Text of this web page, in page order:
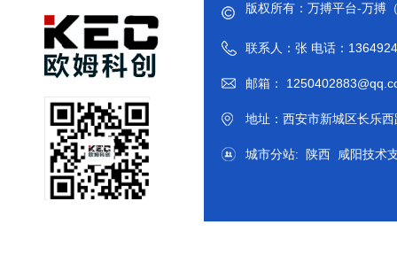
版权所有：万搏平台-万搏
联系人：张 电话：
邮箱：
地址：西安市新城区长乐
城市分站: 陕西 咸阳技